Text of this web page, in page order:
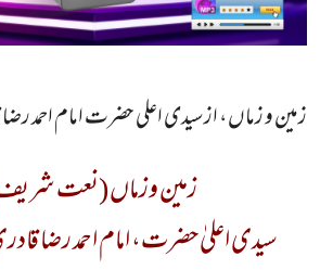
زمین و زماں، از سیدی اعلی حضرت امام احمد رضا
زمین وزماں (نعت
سیدی اعلیٰ حضرت، امام احمد رضا